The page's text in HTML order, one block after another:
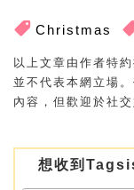
Christmas
以上文章由作者特
並不代表本網立場
內容，但歡迎於社交
想收到